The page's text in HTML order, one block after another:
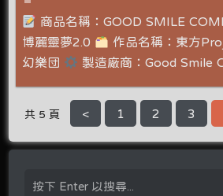
商品名稱：GOOD SMILE
博麗靈夢2.0
作品名稱：東方
幻樂団
製造廠商：Good Smile
共 5 頁 < 1 2 3